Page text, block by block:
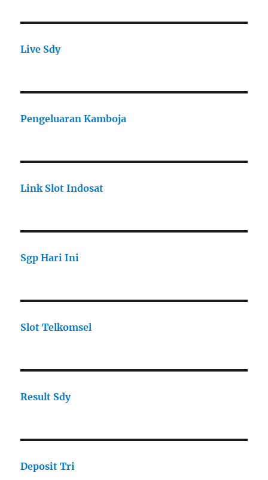
Live Sdy
Pengeluaran Kamboja
Link Slot Indosat
Sgp Hari Ini
Slot Telkomsel
Result Sdy
Deposit Tri